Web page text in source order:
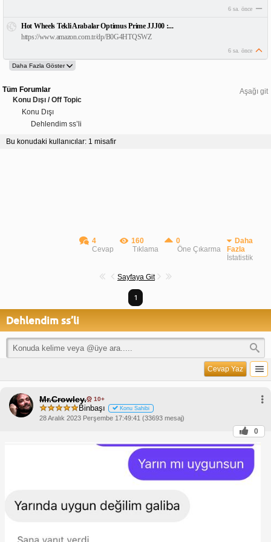
6 sa. önce
Hot Wheels Tekli Arabalar Optimus Prime JJJ00 :...
https://www.amazon.com.tr/dp/B0G4HTQSWZ
6 sa. önce
Aşağı git
Tüm Forumlar
Konu Dışı / Off Topic
Konu Dışı
Dehlendim ss’li
Bu konudaki kullanıcılar: 1 misafir
4
Cevap
160
Tıklama
0
Öne Çıkarma
Daha
Fazla
İstatistik
Sayfaya Git
1
Dehlendim ss’li
Cevap Yaz
Mr.Crowley. 10+
Binbaşı Konu Sahibi
28 Aralık 2023 Perşembe 17:49:41 (33693 mesaj)
0